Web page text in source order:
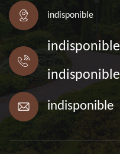
indisponible
indisponible
indisponible
indisponible